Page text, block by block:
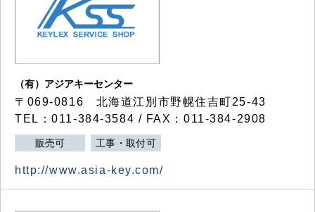
（有）アジアキーセンター
〒069-0816 北海道江別市野幌住吉町25-43
TEL：011-384-3584 / FAX：011-384-2908
販売可 工事・取付可
http://www.asia-key.com/